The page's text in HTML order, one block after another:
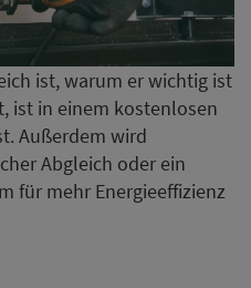
ist, warum er wichtig ist
ist in einem kostenlosen
Außerdem wird
Abgleich oder ein
für mehr Energieeffizienz